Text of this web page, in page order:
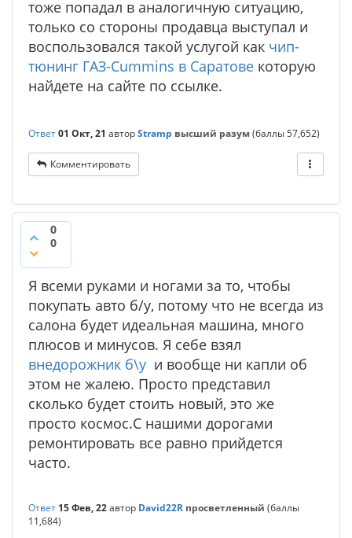
тоже попадал в аналогичную ситуацию,
только со стороны продавца выступал и
воспользовался такой услугой как чип-
тюнинг ГАЗ-Cummins в Саратове которую
найдете на сайте по ссылке.
Ответ01 Окт, 21 авторStramp высший разум(баллы57,652)
Комментировать
0
0
Я всеми руками и ногами за то, чтобы
покупать авто б/у, потому что не всегда из
салона будет идеальная машина, много
плюсов и минусов. Я себе взял
внедорожник б\у и вообще ни капли об
этом не жалею. Просто представил
сколько будет стоить новый, это же
просто космос.С нашими дорогами
ремонтировать все равно прийдется
часто.
Ответ 15 Фев, 22автор David22R просветленный (баллы
11,684)